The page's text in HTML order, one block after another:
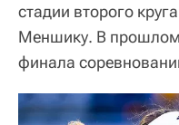
стадии второго
Меншику. В прошлом
финала